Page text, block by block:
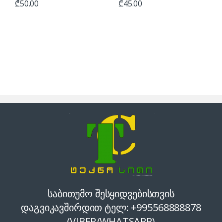
₾50.00 ₾45.00
საბითუმო შესყიდვებისთვის
დაგვიკავშირდით ტელ: +995568888878